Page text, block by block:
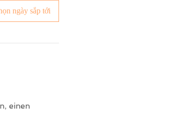
ngày sắp tới
einen